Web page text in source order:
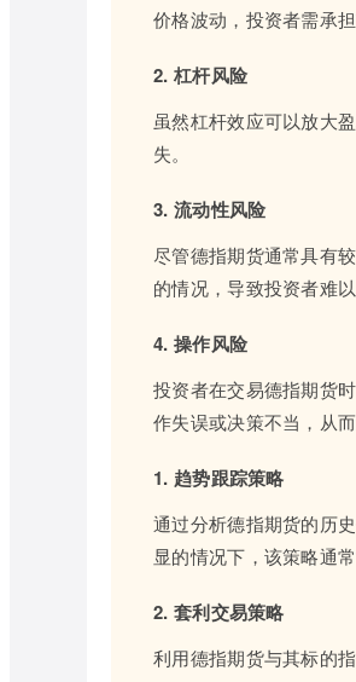
价格波动，投资者需承
2. 杠杆风险
虽然杠杆效应可以放大
失。
3. 流动性风险
尽管德指期货通常具有
的情况，导致投资者难
4. 操作风险
投资者在交易德指期货
作失误或决策不当，从而
1. 趋势跟踪策略
通过分析德指期货的历
显的情况下，该策略通
2. 套利交易策略
利用德指期货与其标的